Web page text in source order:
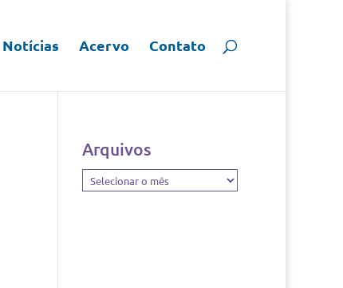
Notícias Acervo Contato
Arquivos
Arquivos